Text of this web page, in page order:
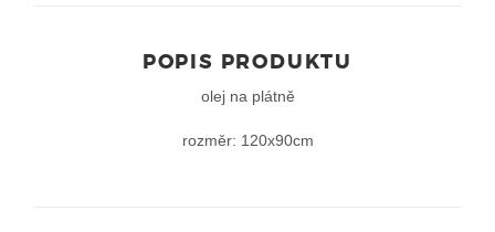
POPIS PRODUKTU
olej na plátně
rozměr: 120x90cm